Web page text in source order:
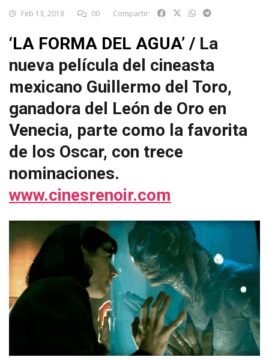
Feb 13, 2018 00 Compartir:
‘LA FORMA DEL AGUA’ / La
nueva película del cineasta
mexicano Guillermo del Toro,
ganadora del León de Oro en
Venecia, parte como la favorita
de los Oscar, con trece
nominaciones.
www.cinesrenoir.com